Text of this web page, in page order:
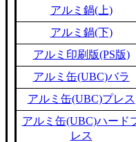
アルミ鍋(上)
アルミ鍋(下)
アルミ印刷版(PS版)
アルミ缶(UBC)バラ
アルミ缶(UBC)プレス
アルミ缶(UBC)ハード
レス